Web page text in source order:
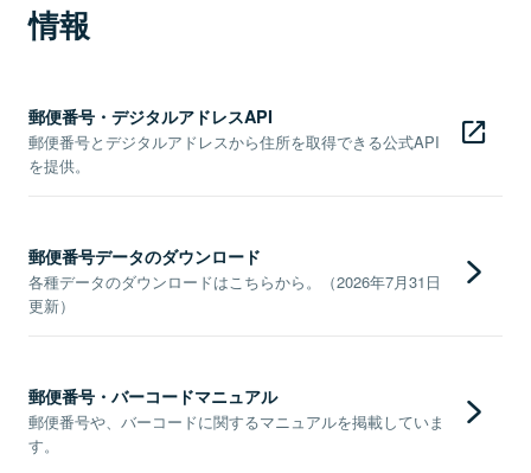
情報
郵便番号・デジタルアドレスAPI
郵便番号とデジタルアドレスから住所を取得できる公式API
を提供。
郵便番号データのダウンロード
各種データのダウンロードはこちらから。（2026年7月31日
更新）
郵便番号・バーコードマニュアル
郵便番号や、バーコードに関するマニュアルを掲載していま
す。